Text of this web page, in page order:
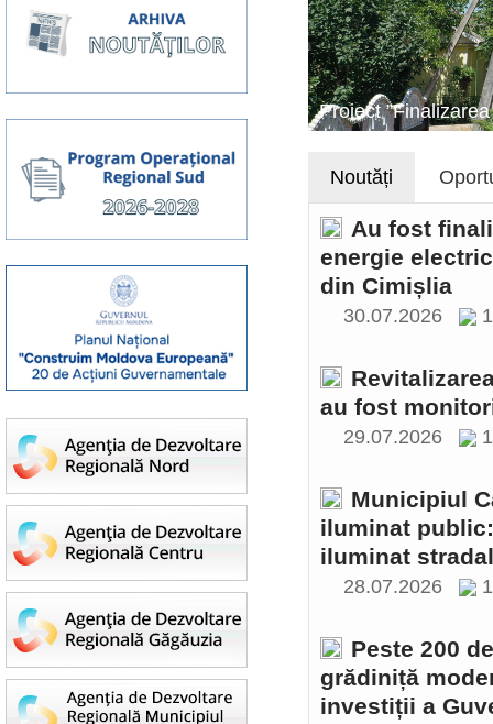
Proiect
Noutăți
Au fost
energie
din Cimișlia
30.07.2026
au fost
29.07.2026
Municipiul
iluminat
iluminat
28.07.2026
Peste 200
grădiniță
investiții a